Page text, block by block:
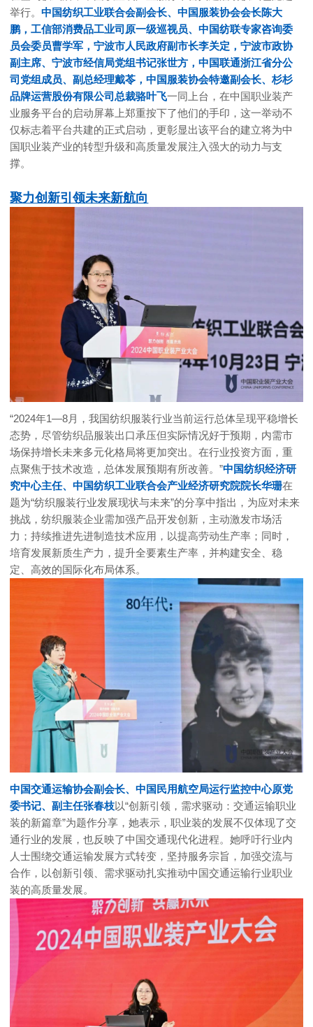
举行。中国纺织工业联合会副会长、中国服装协会会长陈大
鹏，工信部消费品工业司原一级巡视员、中国纺联专家咨询委
员会委员曹学军，宁波市人民政府副市长李关定，宁波市政协
副主席、宁波市经信局党组书记张世方，中国联通浙江省分公
司党组成员、副总经理戴苓，中国服装协会特邀副会长、杉杉
品牌运营股份有限公司总裁骆叶飞一同上台，在中国职业装产
业服务平台的启动屏幕上郑重按下了他们的手印，这一举动不
仅标志着平台共建的正式启动，更彰显出该平台的建立将为中
国职业装产业的转型升级和高质量发展注入强大的动力与支
撑。
聚力创新引领未来新航向
“2024年1—8月，我国纺织服装行业当前运行总体呈现平稳增长
态势，尽管纺织品服装出口承压但实际情况好于预期，内需市
场保持增长未来多元化格局将更加突出。在行业投资方面，重
点聚焦于技术改造，总体发展预期有所改善。”中国纺织经济研
究中心主任、中国纺织工业联合会产业经济研究院院长华珊在
题为“纺织服装行业发展现状与未来”的分享中指出，为应对未来
挑战，纺织服装企业需加强产品开发创新，主动激发市场活
力；持续推进先进制造技术应用，以提高劳动生产率；同时，
培育发展新质生产力，提升全要素生产率，并构建安全、稳
定、高效的国际化布局体系。
中国交通运输协会副会长、中国民用航空局运行监控中心原党
委书记、副主任张春枝以“创新引领，需求驱动：交通运输职业
装的新篇章”为题作分享，她表示，职业装的发展不仅体现了交
通行业的发展，也反映了中国交通现代化进程。她呼吁行业内
人士围绕交通运输发展方式转变，坚持服务宗旨，加强交流与
合作，以创新引领、需求驱动扎实推动中国交通运输行业职业
装的高质量发展。